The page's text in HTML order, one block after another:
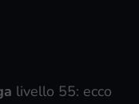
livello 55: ecco